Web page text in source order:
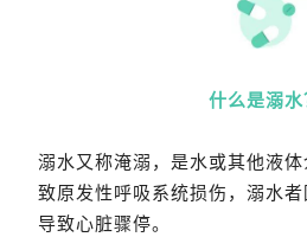
什么是溺水
溺水又称淹溺，是水或其他液
致原发性呼吸系统损伤，溺水
导致心脏骤停。